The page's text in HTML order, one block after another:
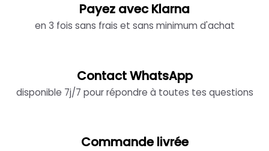
Payez avec Klarna
en 3 fois sans frais et sans minimum d'achat
Contact WhatsApp
disponible 7j/7 pour répondre à toutes tes questions
Commande livrée